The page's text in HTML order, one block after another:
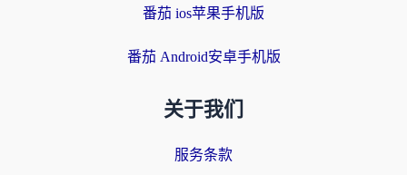
番茄 ios苹果手机版
番茄 Android安卓手机版
关于我们
服务条款